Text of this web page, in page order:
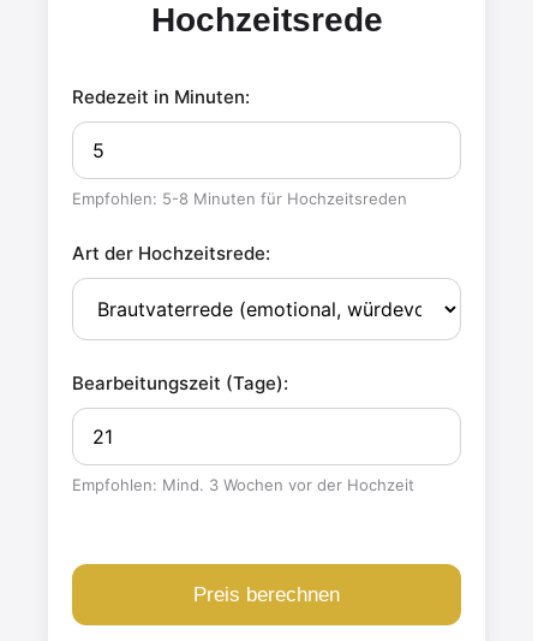
Hochzeitsrede
Redezeit in Minuten:
Empfohlen: 5-8 Minuten für Hochzeitsreden
Art der Hochzeitsrede:
Bearbeitungszeit (Tage):
Empfohlen: Mind. 3 Wochen vor der Hochzeit
Preis berechnen